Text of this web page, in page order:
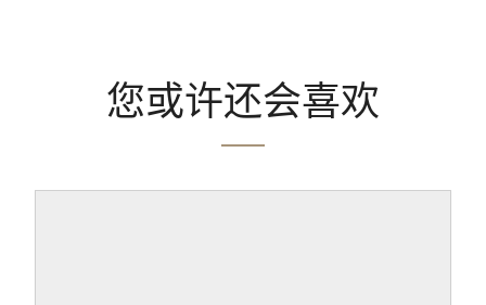
您或许还会喜欢